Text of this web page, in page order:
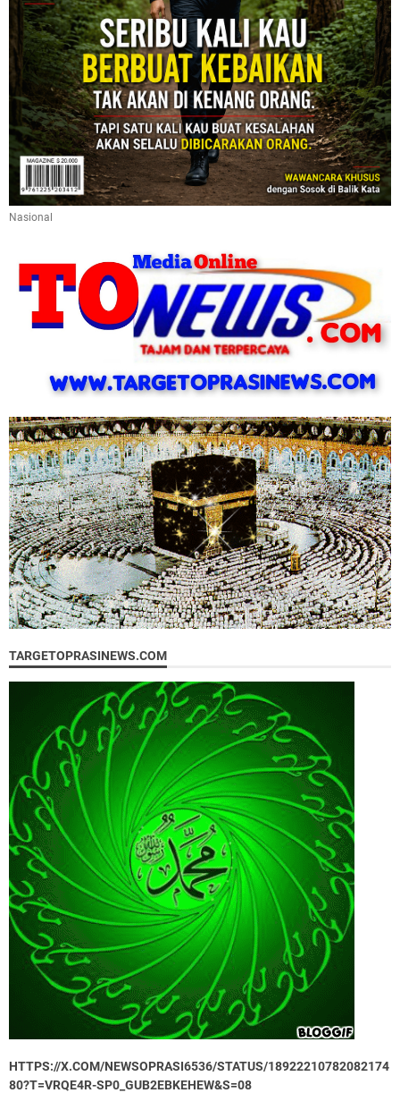
Nasional
TARGETOPRASINEWS.COM
HTTPS://X.COM/NEWSOPRASI6536/STATUS/18922210782082174
80?T=VRQE4R-SP0_GUB2EBKEHEW&S=08